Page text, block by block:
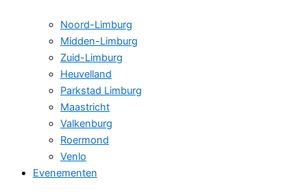
Noord-Limburg
Midden-Limburg
Zuid-Limburg
Heuvelland
Parkstad Limburg
Maastricht
Valkenburg
Roermond
Venlo
Evenementen